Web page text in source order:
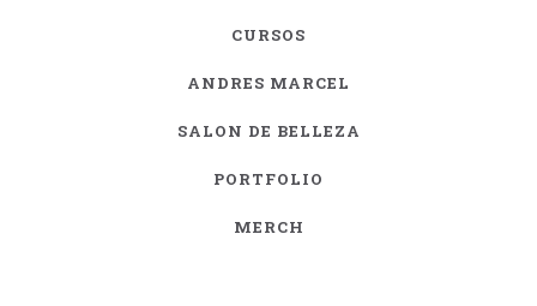
CURSOS
ANDRES MARCEL
SALON DE BELLEZA
PORTFOLIO
MERCH